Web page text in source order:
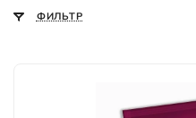
ФИЛЬТР